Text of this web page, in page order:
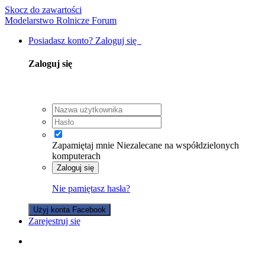
Skocz do zawartości
Modelarstwo Rolnicze Forum
Posiadasz konto? Zaloguj się
Zaloguj się
Zapamiętaj mnie Niezalecane na współdzielonych
komputerach
Zaloguj się
Nie pamiętasz hasła?
Użyj konta Facebook
Zarejestruj się